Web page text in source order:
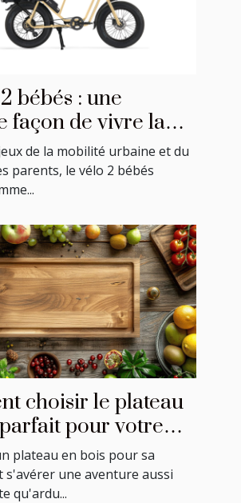
bébés : une
façon de vivre la
en famille
de la mobilité urbaine et du
parents, le vélo 2 bébés
choisir le plateau
pour votre
plateau en bois pour sa
s'avérer une aventure aussi
qu'ardu...